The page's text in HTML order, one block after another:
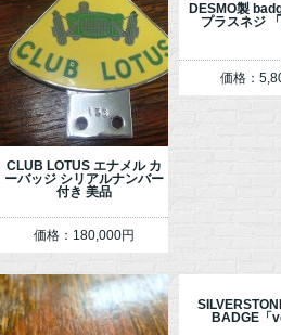
CLUB LOTUS エナメル カ
ーバッジ シリアルナンバー
付き 美品
価格：180,000円
DESMO製
プラスネジ
価格：
BADGE「